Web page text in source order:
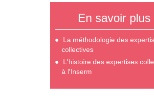
En savoir plus
La méthodologie des
collectives
L'histoire des expertises
à l'Inserm